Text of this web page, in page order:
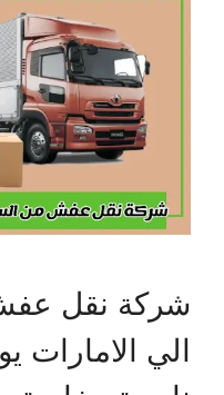
شركة نقل
الي الامارات